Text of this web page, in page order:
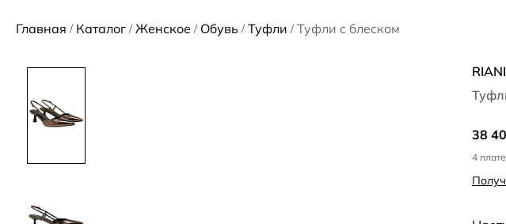
Главная / Каталог / Женское / Обувь / Туфли / Туфли с блеском
RIANI
38
4